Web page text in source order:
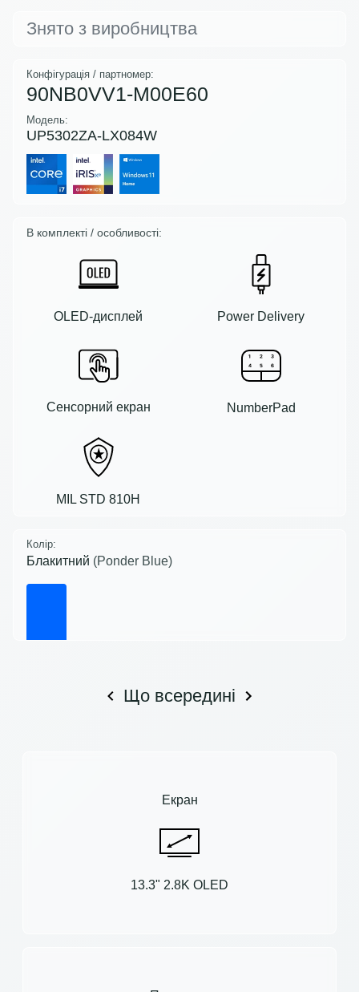
Знято з виробництва
Конфігурація / партномер:
90NB0VV1-M00E60
Модель:
UP5302ZA-LX084W
В комплекті / особливості:
OLED-дисплей Power Delivery
Сенсорний екран NumberPad
MIL STD 810H
Колір:
Блакитний (Ponder Blue)
Що всередині
Екран
13.3" 2.8K OLED